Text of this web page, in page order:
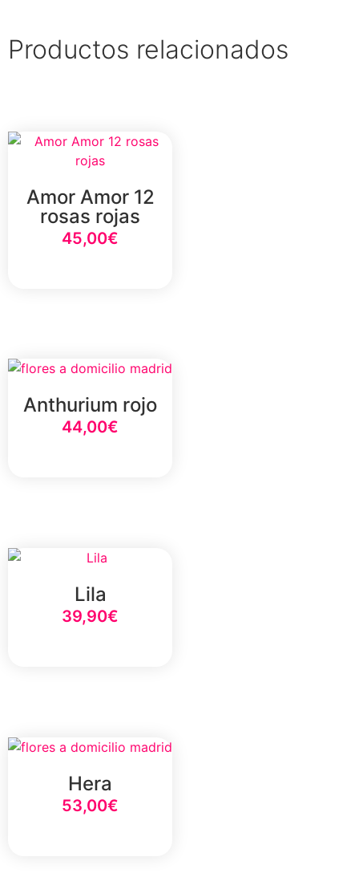
Productos relacionados
Amor Amor 12
rosas rojas
45,00€
Anthurium rojo
44,00€
Lila
39,90€
Hera
53,00€